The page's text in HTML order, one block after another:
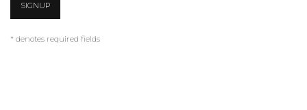
SIGNUP
* denotes required fields